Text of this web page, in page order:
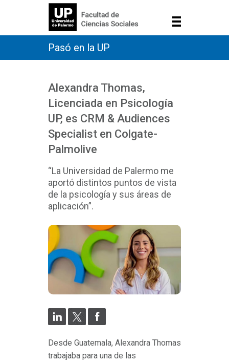
Pasó en la UP
Alexandra Thomas,
Licenciada en Psicología
UP, es CRM & Audiences
Specialist en Colgate-
Palmolive
“La Universidad de Palermo me
aportó distintos puntos de vista
de la psicología y sus áreas de
aplicación”.
Desde Guatemala, Alexandra Thomas
trabajaba para una de las